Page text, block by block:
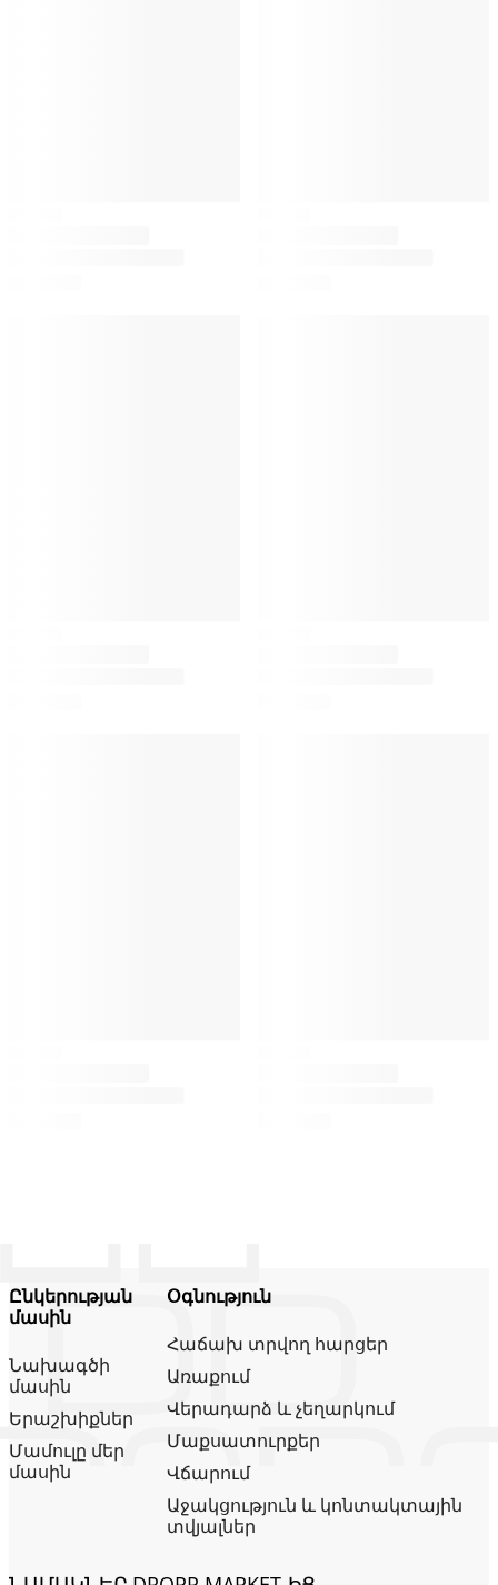
Ընկերության
մասին
Նախագծի
մասին
Երաշխիքներ
Մամուլը մեր
մասին
Օգնություն
Հաճախ տրվող հարցեր
Առաքում
Վերադարձ և չեղարկում
Մաքսատուրքեր
Վճարում
Աջակցություն և կոնտակտային
տվյալներ